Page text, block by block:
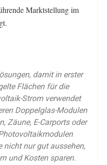
Marktstellung im
damit in erster
Flächen für die
Strom verwendet
Doppelglas-Modulen
Zäune, E-Carports oder
nicht nur gut aussehen,
und Kosten sparen.